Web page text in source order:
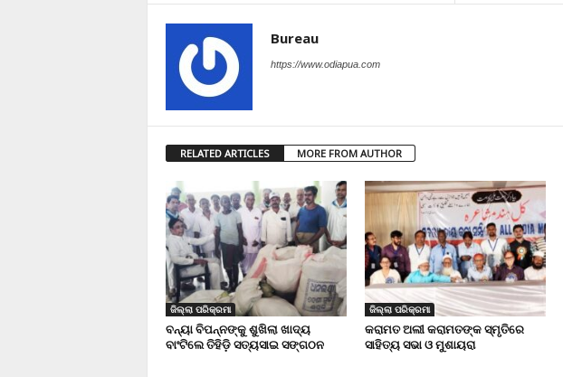
Bureau
https://www.odiapua.com
RELATED ARTICLES MORE FROM AUTHOR
ଜିଲ୍ଲା ପରିକ୍ରମା
ବନ୍ୟା ବିପନ୍ନଙ୍କୁ ଶୁଖିଲା ଖାଦ୍ୟ
ବାଂଟିଲେ ତିହିଡି଼ ସତ୍ୟସାଇ ସଙ୍ଗଠନ
ଜିଲ୍ଲା ପରିକ୍ରମା
କରାମତ ଅଲୀ କରାମତଙ୍କ ସ୍ମୃତିରେ
ସାହିତ୍ୟ ସଭା ଓ ମୁଶାୟରା